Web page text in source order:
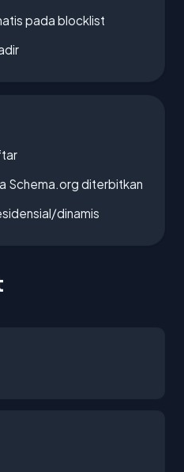
pada blocklist
Schema.org diterbitkan
dinamis